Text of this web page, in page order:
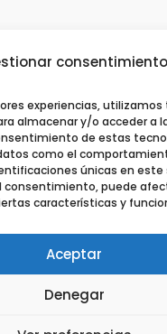
consentimiento
experiencias,
almacenar y/o acceder a
de estas
como el
únicas en este
consentimiento, puede
características y
Aceptar
Denegar
4,
S/C Tenerife